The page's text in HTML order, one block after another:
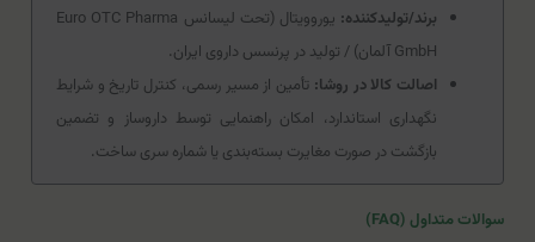
برند/تولیدکننده:
یوروویتال (تحت لیسانس Euro OTC Pharma
GmbH آلمان) / تولید در پرنسس داروی ایران.
اصالت کالا در روشا: تأمین از مسیر رسمی، کنترل تاریخ و شرایط
نگهداری استاندارد، امکان راهنمایی توسط داروساز و تضمین
بازگشت در صورت مغایرت بسته‌بندی یا شماره سری ساخت.
سوالات متداول (FAQ)